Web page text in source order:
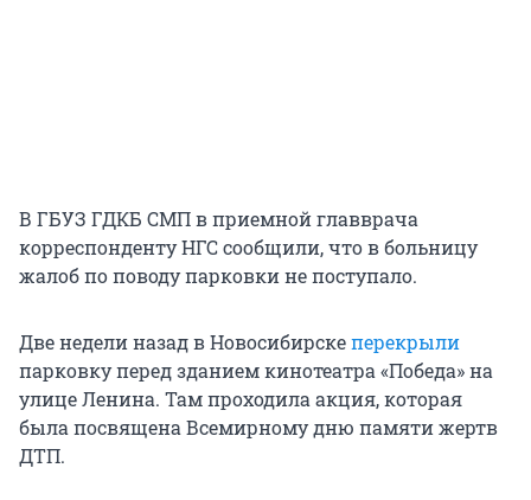
В ГБУЗ ГДКБ СМП в приемной главврача
корреспонденту НГС сообщили, что в больницу
жалоб по поводу парковки не поступало.
Две недели назад в Новосибирскеперекрыли
парковку перед зданием кинотеатра «Победа» на
улице Ленина. Там проходила акция, которая
была посвящена Всемирному дню памяти жертв
ДТП.